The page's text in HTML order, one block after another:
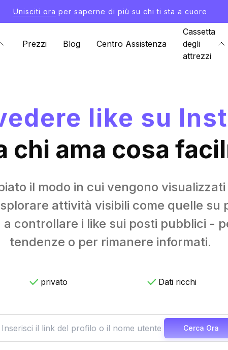
Unisciti ora per saperne di più su chi ti sta a cuore
Prezzi Blog Centro Assistenza
Cassetta
degli
attrezzi
like su
chi ama cosa
il modo in cui vengono
attività visibili come quelle su
a controllare i like sui posti pubblici -
tendenze o per rimanere informati.
privato Dati ricchi
Cerca Ora